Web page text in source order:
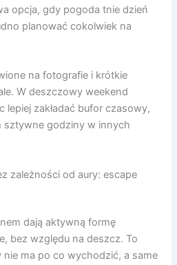
opcja, gdy pogoda tnie dzień
planować cokolwiek na
na fotografie i krótkie
W deszczowy weekend
lepiej zakładać bufor czasowy,
sztywne godziny w innych
zależności od aury: escape
dają aktywną formę
bez względu na deszcz. To
ma po co wychodzić, a same